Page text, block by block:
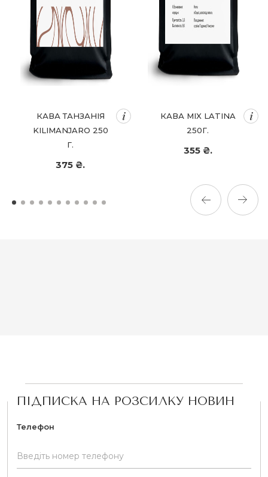
КАВА ТАНЗАНІЯ
KILIMANJARO 250
375 ₴.
КАВА MIX LATINA
250Г.
355 ₴.
ПІДПИСКА НА РОЗСИЛКУ НОВИН
Телефон